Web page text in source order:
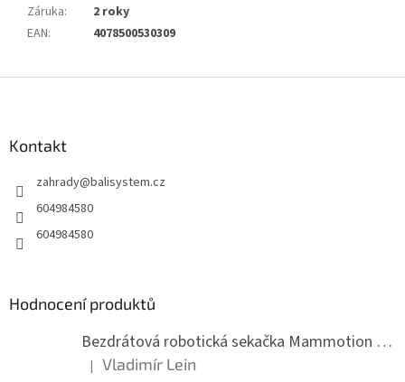
Záruka:
2 roky
EAN: 4078500530309
Kontakt
zahrady@balisystem.cz
604984580
604984580
Hodnocení produktů
Bezdrátová robotická sekačka Mammotion LUBA mini 2 1500
Hodnocení produktu je 5 z 5 hvězdiček.
| Vladimír Lein